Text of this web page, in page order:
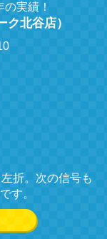
実績！
北谷店）
折。次の信号も
す。